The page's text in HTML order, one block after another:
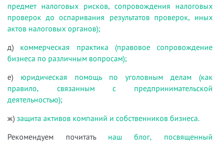
предмет налоговых рисков, сопровождения налоговых
проверок до оспаривания результатов проверок, иных
актов налоговых органов);
д) коммерческая практика (правовое сопровождение
бизнеса по различным вопросам);
е) юридическая помощь по уголовным делам (как
правило, связанным с предпринимательской
деятельностью);
ж) защита активов компаний и собственников бизнеса.
Рекомендуем почитать наш блог, посвященный